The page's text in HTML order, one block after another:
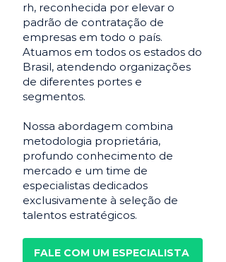
rh, reconhecida por elevar o
padrão de contratação de
empresas em todo o país.
Atuamos em todos os estados do
Brasil, atendendo organizações
de diferentes portes e
segmentos.
Nossa abordagem combina
metodologia proprietária,
profundo conhecimento de
mercado e um time de
especialistas dedicados
exclusivamente à seleção de
talentos estratégicos.
FALE COM UM ESPECIALISTA